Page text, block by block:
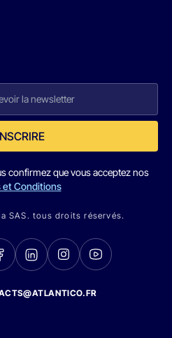
confirmez que vous acceptez nos
et Conditions
SAS. tous droits réservés.